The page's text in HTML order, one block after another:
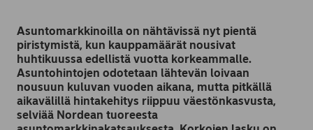
Asuntomarkkinoilla on nähtävissä nyt pientä
piristymistä, kun kauppamäärät nousivat
huhtikuussa edellistä vuotta korkeammalle.
Asuntohintojen odotetaan lähtevän loivaan
nousuun kuluvan vuoden aikana, mutta pitkällä
aikavälillä hintakehitys riippuu väestönkasvusta,
selviää Nordean tuoreesta